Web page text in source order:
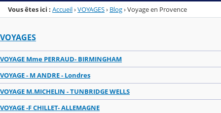
Vous êtes ici : Accueil›VOYAGES› Blog›Voyage en Provence
VOYAGES
VOYAGE Mme PERRAUD- BIRMINGHAM
VOYAGE - M ANDRE - Londres
VOYAGE M.MICHELIN - TUNBRIDGE WELLS
VOYAGE -F CHILLET- ALLEMAGNE